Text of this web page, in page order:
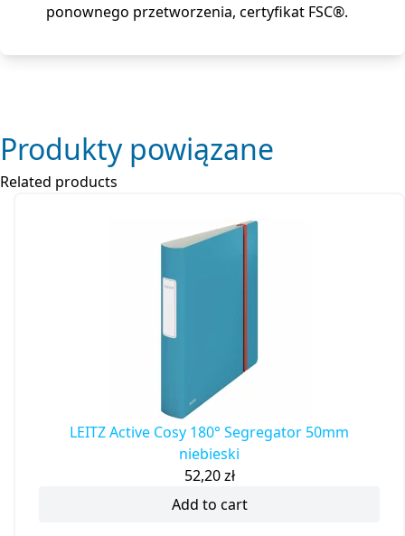
ponownego przetworzenia, certyfikat FSC®.
Produkty powiązane
Related products
LEITZ Active Cosy 180° Segregator 50mm
niebieski
52,20zł
Add to cart